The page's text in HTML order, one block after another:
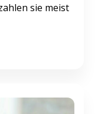
sie meist